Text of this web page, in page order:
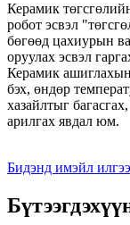
Керамик
робот эсвэл
бөгөөд цахиурын
оруулах эсвэл
Керамик
бэх, өндөр
хазайлтыг
арилгах явдал юм.
Бидэнд имэйл